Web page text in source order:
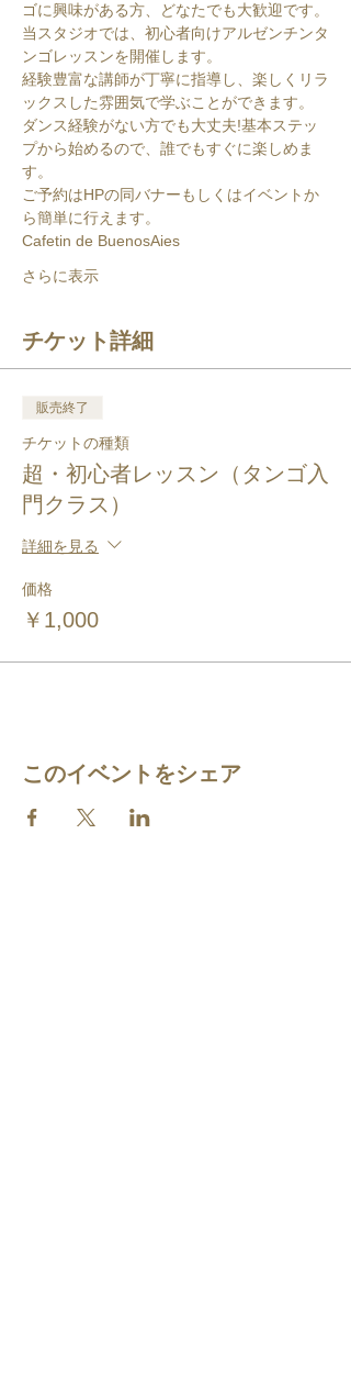
ゴに興味がある方、どなたでも大歓迎です。
当スタジオでは、初心者向けアルゼンチンタ
ンゴレッスンを開催します。
経験豊富な講師が丁寧に指導し、楽しくリラ
ックスした雰囲気で学ぶことができます。
ダンス経験がない方でも大丈夫!基本ステッ
プから始めるので、誰でもすぐに楽しめま
す。
ご予約はHPの同バナーもしくはイベントか
ら簡単に行えます。
Cafetin de BuenosAies
さらに表示
チケット詳細
販売終了
チケットの種類
超・初心者レッスン（タンゴ入
門クラス）
詳細を見る
価格
￥1,000
このイベントをシェア